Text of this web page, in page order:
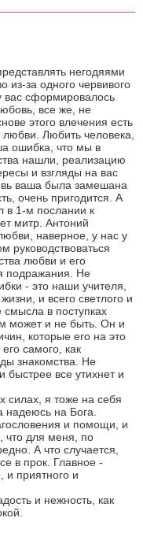
негодяями
из-за одного червивого
вас сформировалось
все же, не
этого влечения есть
Любить человека,
ошибка, что мы в
нашли, реализацию
и взгляды на вас
ваша была замешана
очень пригодится. А
в 1-м послании к
митр. Антоний
наверное, у нас у
руководствоваться
любви и его
подражания. Не
- это наши учителя,
и всего светлого и
смысла в поступках
может и не быть. Он и
которые его на это
самого, как
знакомства. Не
быстрее все утихнет и
силах, я тоже на себя
надеюсь на Бога.
и помощи, и
что для меня, по
А что случается,
в прок. Главное -
и приятного и
и нежность, как